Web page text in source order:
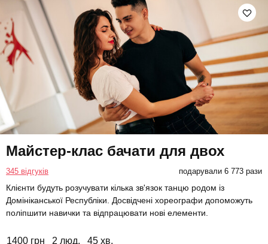
Майстер-клас бачати для двох
345 відгуків подарували 6 773 рази
Клієнти будуть розучувати кілька зв'язок танцю родом із
Домініканської Республіки. Досвідчені хореографи допоможуть
поліпшити навички та відпрацювати нові елементи.
1400 грн 2 люд. 45 хв.